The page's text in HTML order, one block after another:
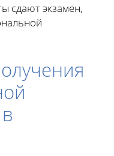
сдают экзамен,